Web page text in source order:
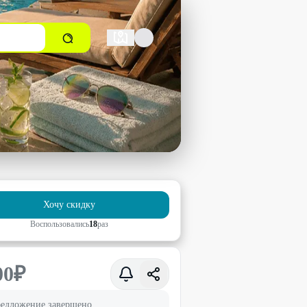
Хочу скидку
Воспользовались18раз
₽
завершено